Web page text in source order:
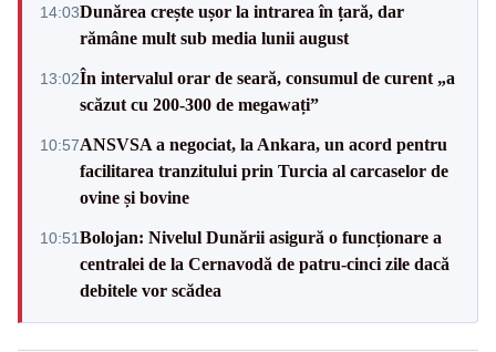
14:03Dunărea crește ușor la intrarea în țară, dar
rămâne mult sub media lunii august
13:02În intervalul orar de seară, consumul de curent „a
scăzut cu 200-300 de megawați”
10:57ANSVSA a negociat, la Ankara, un acord pentru
facilitarea tranzitului prin Turcia al carcaselor de
ovine și bovine
10:51Bolojan: Nivelul Dunării asigură o funcționare a
centralei de la Cernavodă de patru-cinci zile dacă
debitele vor scădea